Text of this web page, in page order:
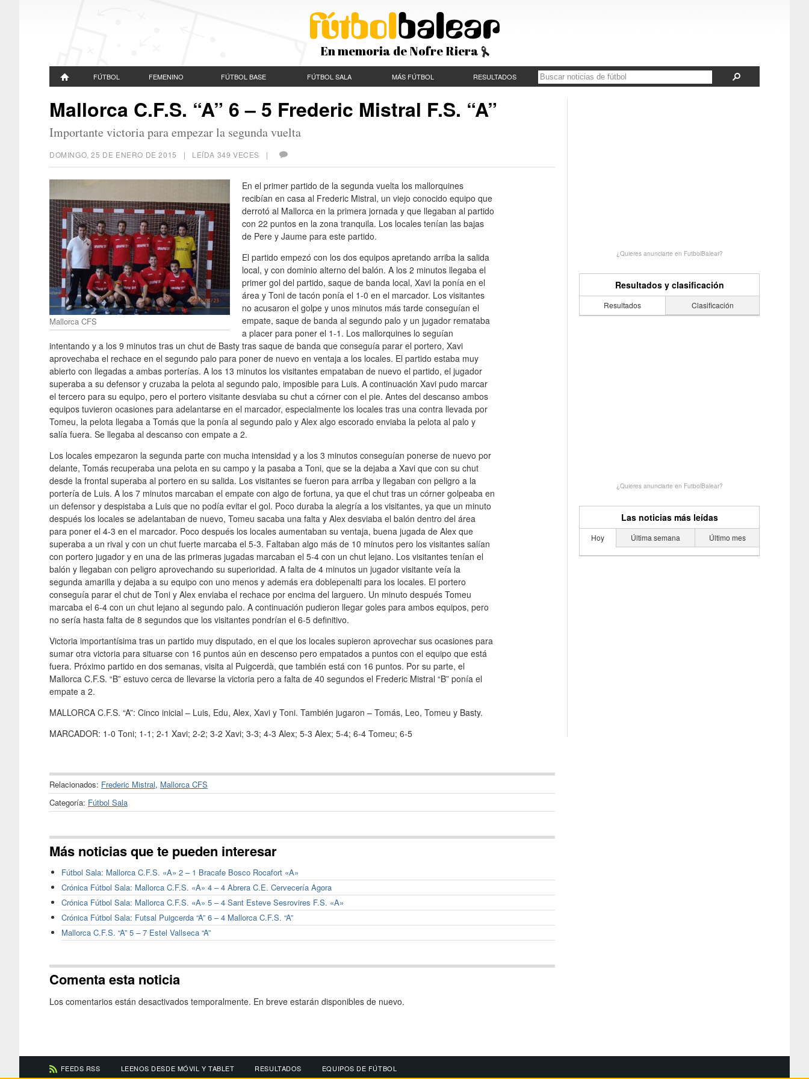
En memoria de Nofre Riera
FÚTBOL FEMENINO FÚTBOL BASE FÚTBOL SALA MÁS FÚTBOL RESULTADOS
Mallorca C.F.S. “A” 6 – 5 Frederic Mistral F.S. “A”
Importante victoria para empezar la segunda vuelta
DOMINGO, 25 DE ENERO DE 2015 | LEÍDA 349 VECES |
Mallorca CFS
En el primer partido de la segunda vuelta los mallorquines
recibían en casa al Frederic Mistral, un viejo conocido equipo que
derrotó al Mallorca en la primera jornada y que llegaban al partido
con 22 puntos en la zona tranquila. Los locales tenían las bajas
de Pere y Jaume para este partido.
El partido empezó con los dos equipos apretando arriba la salida
local, y con dominio alterno del balón. A los 2 minutos llegaba el
primer gol del partido, saque de banda local, Xavi la ponía en el
área y Toni de tacón ponía el 1-0 en el marcador. Los visitantes
no acusaron el golpe y unos minutos más tarde conseguían el
empate, saque de banda al segundo palo y un jugador remataba
a placer para poner el 1-1. Los mallorquines lo seguían
intentando y a los 9 minutos tras un chut de Basty tras saque de banda que conseguía parar el portero, Xavi
aprovechaba el rechace en el segundo palo para poner de nuevo en ventaja a los locales. El partido estaba muy
abierto con llegadas a ambas porterías. A los 13 minutos los visitantes empataban de nuevo el partido, el jugador
superaba a su defensor y cruzaba la pelota al segundo palo, imposible para Luis. A continuación Xavi pudo marcar
el tercero para su equipo, pero el portero visitante desviaba su chut a córner con el pie. Antes del descanso ambos
equipos tuvieron ocasiones para adelantarse en el marcador, especialmente los locales tras una contra llevada por
Tomeu, la pelota llegaba a Tomás que la ponía al segundo palo y Alex algo escorado enviaba la pelota al palo y
salía fuera. Se llegaba al descanso con empate a 2.
Los locales empezaron la segunda parte con mucha intensidad y a los 3 minutos conseguían ponerse de nuevo por
delante, Tomás recuperaba una pelota en su campo y la pasaba a Toni, que se la dejaba a Xavi que con su chut
desde la frontal superaba al portero en su salida. Los visitantes se fueron para arriba y llegaban con peligro a la
portería de Luis. A los 7 minutos marcaban el empate con algo de fortuna, ya que el chut tras un córner golpeaba en
un defensor y despistaba a Luis que no podía evitar el gol. Poco duraba la alegría a los visitantes, ya que un minuto
después los locales se adelantaban de nuevo, Tomeu sacaba una falta y Alex desviaba el balón dentro del área
para poner el 4-3 en el marcador. Poco después los locales aumentaban su ventaja, buena jugada de Alex que
superaba a un rival y con un chut fuerte marcaba el 5-3. Faltaban algo más de 10 minutos pero los visitantes salían
con portero jugador y en una de las primeras jugadas marcaban el 5-4 con un chut lejano. Los visitantes tenían el
balón y llegaban con peligro aprovechando su superioridad. A falta de 4 minutos un jugador visitante veía la
segunda amarilla y dejaba a su equipo con uno menos y además era doblepenalti para los locales. El portero
conseguía parar el chut de Toni y Alex enviaba el rechace por encima del larguero. Un minuto después Tomeu
marcaba el 6-4 con un chut lejano al segundo palo. A continuación pudieron llegar goles para ambos equipos, pero
no sería hasta falta de 8 segundos que los visitantes pondrían el 6-5 definitivo.
Victoria importantísima tras un partido muy disputado, en el que los locales supieron aprovechar sus ocasiones para
sumar otra victoria para situarse con 16 puntos aún en descenso pero empatados a puntos con el equipo que está
fuera. Próximo partido en dos semanas, visita al Puigcerdà, que también está con 16 puntos. Por su parte, el
Mallorca C.F.S. “B” estuvo cerca de llevarse la victoria pero a falta de 40 segundos el Frederic Mistral “B” ponía el
empate a 2.
MALLORCA C.F.S. “A”: Cinco inicial – Luis, Edu, Alex, Xavi y Toni. También jugaron – Tomás, Leo, Tomeu y Basty.
MARCADOR: 1-0 Toni; 1-1; 2-1 Xavi; 2-2; 3-2 Xavi; 3-3; 4-3 Alex; 5-3 Alex; 5-4; 6-4 Tomeu; 6-5
Relacionados: Frederic Mistral, Mallorca CFS
Categoría: Fútbol Sala
Más noticias que te pueden interesar
Fútbol Sala: Mallorca C.F.S. «A» 2 – 1 Bracafe Bosco Rocafort «A»
Crónica Fútbol Sala: Mallorca C.F.S. «A» 4 – 4 Abrera C.E. Cervecería Agora
Crónica Fútbol Sala: Mallorca C.F.S. «A» 5 – 4 Sant Esteve Sesrovires F.S. «A»
Crónica Fútbol Sala: Futsal Puigcerda “A” 6 – 4 Mallorca C.F.S. “A”
Mallorca C.F.S. “A” 5 – 7 Estel Vallseca “A”
Comenta esta noticia
Los comentarios están desactivados temporalmente. En breve estarán disponibles de nuevo.
¿Quieres anunciarte en FutbolBalear?
Resultados y clasificación
Resultados Clasificación
¿Quieres anunciarte en FutbolBalear?
Las noticias más leídas
Hoy Última semana Último mes
FEEDS RSS LEENOS DESDE MÓVIL Y TABLET RESULTADOS EQUIPOS DE FÚTBOL